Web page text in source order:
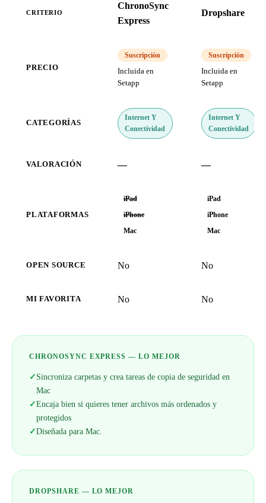
CRITERIO
ChronoSync
Express
Dropshare
PRECIO
Suscripción
Incluida en
Setapp
Suscripción
Incluida en
Setapp
CATEGORÍAS
Internet Y
Conectividad
Internet Y
Conectividad
VALORACIÓN — —
PLATAFORMAS
iPad
iPhone
Mac
iPad
iPhone
Mac
OPEN SOURCE No No
MI FAVORITA No No
CHRONOSYNC EXPRESS — LO MEJOR
✓Sincroniza carpetas y crea tareas de copia de seguridad en
Mac
✓Encaja bien si quieres tener archivos más ordenados y
protegidos
✓Diseñada para Mac.
DROPSHARE — LO MEJOR